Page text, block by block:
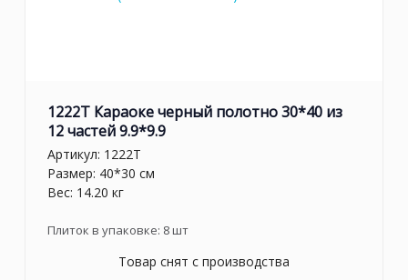
1222T Караоке черный полотно 30*40 из
12 частей 9.9*9.9
Артикул: 1222T
Размер: 40*30 см
Вес: 14.20 кг
Плиток в упаковке: 8шт
Товар снят с производства